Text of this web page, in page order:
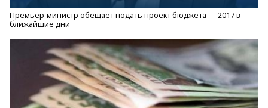
Премьер-министр обещает подать проект бюджета — 2017 в
ближайшие дни